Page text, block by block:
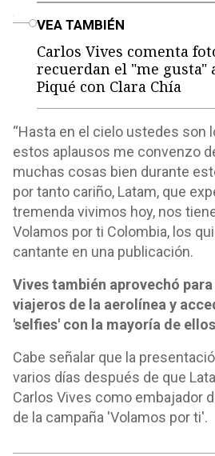
VEA TAMBIÉN
Carlos Vives comenta
recuerdan el "me gusta"
Piqué con Clara Chía
“Hasta en el cielo ustedes son
estos aplausos me convenzo
muchas cosas bien durante
por tanto cariño, Latam, que
tremenda vivimos hoy, nos
Volamos por ti Colombia, los
cantante en una publicación.
Vives también aprovechó
viajeros de la aerolínea y
'selfies' con la mayoría de
Cabe señalar que la
varios días después de que
Carlos Vives como embajador
de la campaña 'Volamos por ti'.